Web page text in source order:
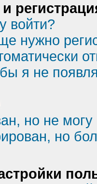
войти?
нужно
я не
но не могу
но